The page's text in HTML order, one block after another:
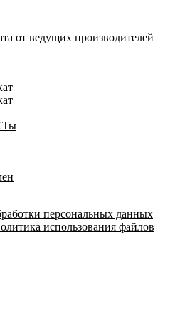
от ведущих производителей
персональных данных
использования файлов